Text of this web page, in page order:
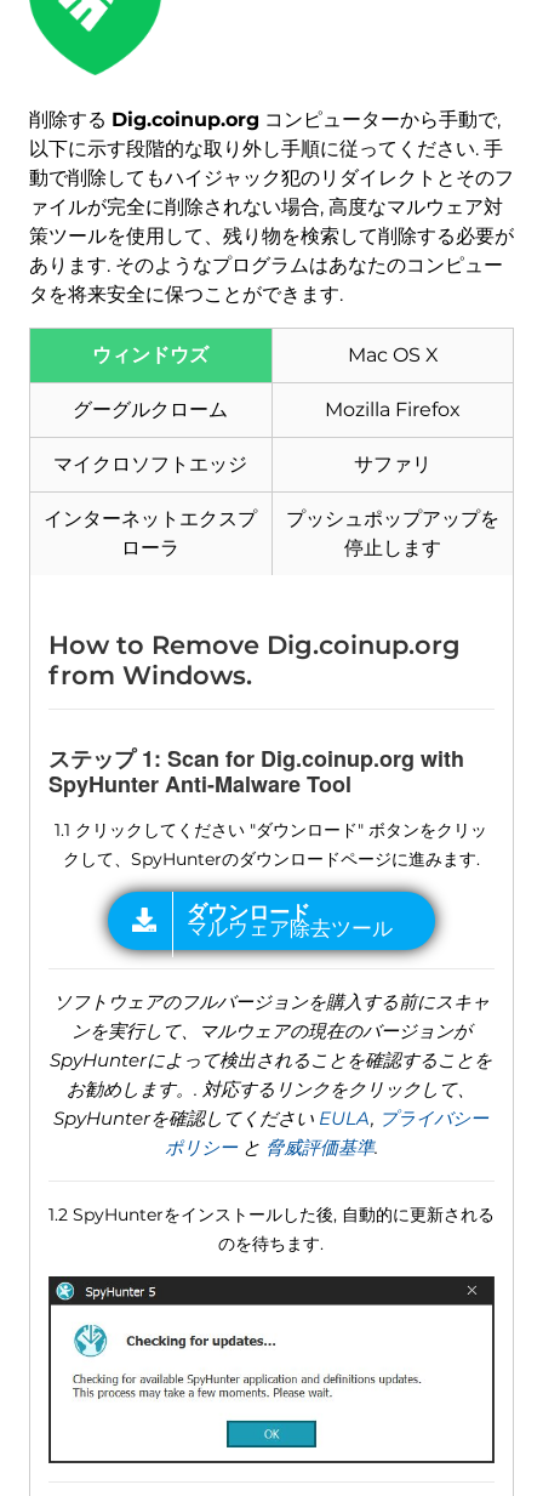
削除する Dig.coinup.org コンピューターから手動で,
以下に示す段階的な取り外し手順に従ってください. 手
動で削除してもハイジャック犯のリダイレクトとそのフ
ァイルが完全に削除されない場合, 高度なマルウェア対
策ツールを使用して、残り物を検索して削除する必要が
あります. そのようなプログラムはあなたのコンピュー
タを将来安全に保つことができます.
ウィンドウズ Mac OS X
グーグルクローム Mozilla Firefox
マイクロソフトエッジ サファリ
インターネットエクスプ
ローラ
プッシュポップアップを
停止します
How to Remove Dig.coinup.org
from Windows.
ステップ 1: Scan for Dig.coinup.org with
SpyHunter Anti-Malware Tool
1.1 クリックしてください "ダウンロード" ボタンをクリッ
クして、SpyHunterのダウンロードページに進みます.
ダウンロード
マルウェア除去ツール
ソフトウェアのフルバージョンを購入する前にスキャ
ンを実行して、マルウェアの現在のバージョンが
SpyHunterによって検出されることを確認することを
お勧めします。. 対応するリンクをクリックして、
SpyHunterを確認してください EULA, プライバシー
ポリシーと 脅威評価基準.
1.2 SpyHunterをインストールした後, 自動的に更新される
のを待ちます.